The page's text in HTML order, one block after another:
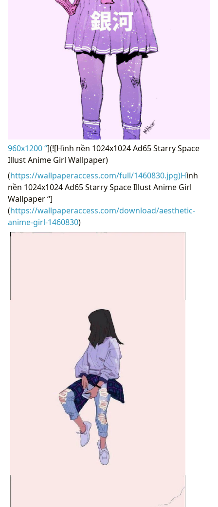
960x1200 “](![Hình nền 1024x1024 Ad65 Starry Space
Illust Anime Girl Wallpaper)
(https://wallpaperaccess.com/full/1460830.jpg)Hình
nền 1024x1024 Ad65 Starry Space Illust Anime Girl
Wallpaper “]
(https://wallpaperaccess.com/download/aesthetic-
anime-girl-1460830)